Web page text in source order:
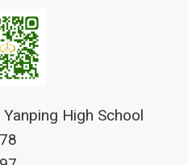
Yanping High School